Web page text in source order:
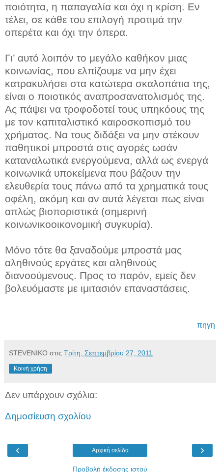
ποιότητα, η παπαγαλία και όχι η κρίση. Εν
τέλει, σε κάθε του επιλογή προτιμά την
οπερέτα και όχι την όπερα.
Γι’ αυτό λοιπόν το μεγάλο καθήκον μιας
κοινωνίας, που ελπίζουμε να μην έχει
κατρακυλήσει στα κατώτερα σκαλοπάτια της,
είναι ο ποιοτικός αναπροσανατολισμός της.
Ας πάψει να τροφοδοτεί τους υπηκόους της
με τον καπιταλιστικό καιροσκοπισμό του
χρήματος. Να τους διδάξει να μην στέκουν
παθητικοί μπροστά στις αγορές ωσάν
καταναλωτικά ενεργούμενα, αλλά ως ενεργά
κοινωνικά υποκείμενα που βάζουν την
ελευθερία τους πάνω από τα χρηματικά τους
οφέλη, ακόμη και αν αυτά λέγεται πως είναι
απλώς βιοποριστικά (σημερινή
κοινωνικοοικονομική συγκυρία).
Μόνο τότε θα ξαναδούμε μπροστά μας
αληθινούς εργάτες και αληθινούς
διανοούμενους. Προς το παρόν, εμείς δεν
βολευόμαστε με ιμιτασιόν επαναστάσεις.
πηγη
STEVENIKO στις Τρίτη, Σεπτεμβρίου 27, 2011
Κοινή χρήση
Δεν υπάρχουν σχόλια:
Δημοσίευση σχολίου
‹ ›
Αρχική σελίδα
Προβολή έκδοσης ιστού